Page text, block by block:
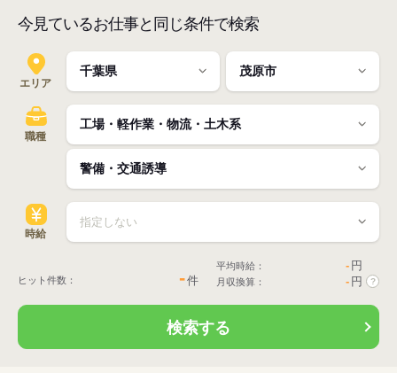
今見ているお仕事と同じ条件で検索
エリア
職種
時給
ヒット件数： -件
平均時給： - 円
月収換算： - 円 ?
検索する